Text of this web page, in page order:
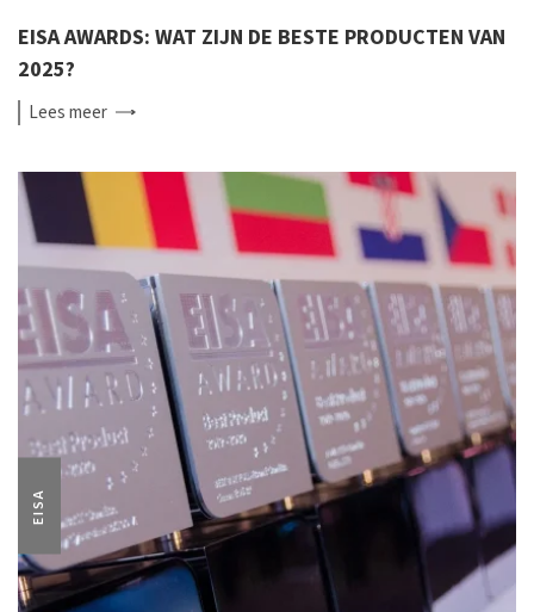
EISA AWARDS: WAT ZIJN DE BESTE PRODUCTEN VAN
2025?
Leesmeer
EISA